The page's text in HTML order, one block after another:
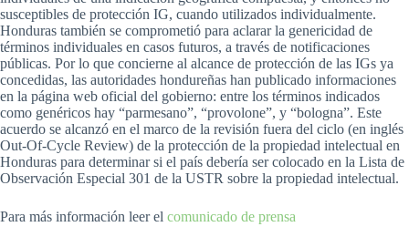
susceptibles de protección IG, cuando utilizados individualmente.
Honduras también se comprometió para aclarar la genericidad de
términos individuales en casos futuros, a través de notificaciones
públicas. Por lo que concierne al alcance de protección de las IGs ya
concedidas, las autoridades hondureñas han publicado informaciones
en la página web oficial del gobierno: entre los términos indicados
como genéricos hay “parmesano”, “provolone”, y “bologna”. Este
acuerdo se alcanzó en el marco de la revisión fuera del ciclo (en inglés
Out-Of-Cycle Review) de la protección de la propiedad intelectual en
Honduras para determinar si el país debería ser colocado en la Lista de
Observación Especial 301 de la USTR sobre la propiedad intelectual.
Para más información leer el comunicado de prensa